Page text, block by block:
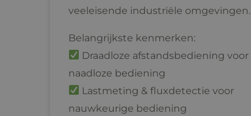
veeleisende industriële omgevingen.
Belangrijkste kenmerken:
Draadloze afstandsbediening voor
naadloze bediening
Lastmeting & fluxdetectie voor
nauwkeurige bediening